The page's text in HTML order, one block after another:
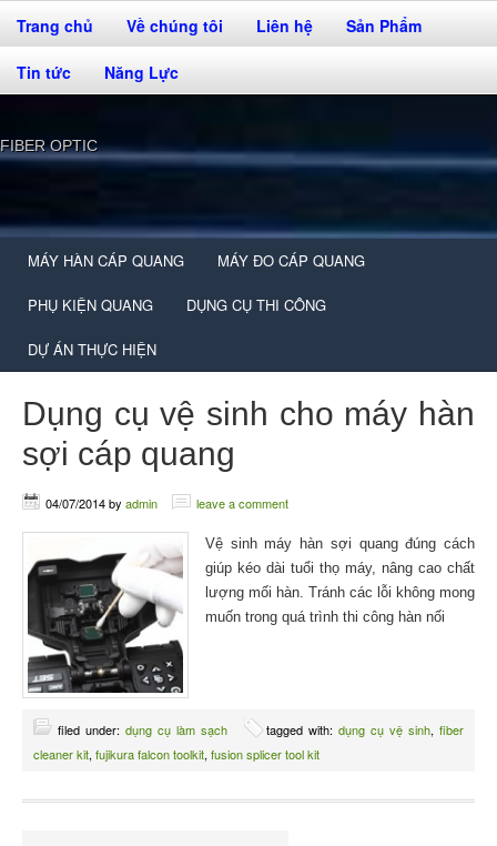
Trang chủ Về chúng tôi Liên hệ Sản Phẩm
Tin tức Năng Lực
FIBER OPTIC
MÁY HÀN CÁP QUANG MÁY ĐO CÁP QUANG
PHỤ KIỆN QUANG DỤNG CỤ THI CÔNG
DỰ ÁN THỰC HIỆN
Dụng cụ vệ sinh cho máy hàn
sợi cáp quang
04/07/2014by admin leave a comment
Vệ sinh máy hàn sợi quang đúng cách
giúp kéo dài tuổi thọ máy, nâng cao chất
lượng mối hàn. Tránh các lỗi không mong
muốn trong quá trình thi công hàn nối
filed under: dụng cụ làm sạch tagged with: dụng cụ vệ sinh, fiber
cleaner kit, fujikura falcon toolkit, fusion splicer tool kit